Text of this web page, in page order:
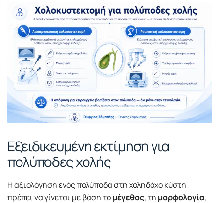
Εξειδικευμένη εκτίμηση για
πολύποδες χολής
Η αξιολόγηση ενός πολύποδα στη χοληδόχο κύστη
πρέπει να γίνεται με βάση τομέγεθος, τη μορφολογία,